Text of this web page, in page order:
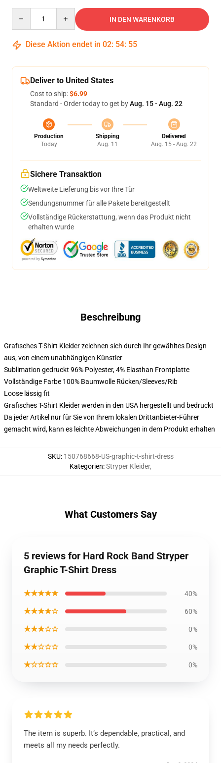
IN DEN WARENKORB
Diese Aktion endet in 02: 54: 54
Deliver to United States
Cost to ship:$6.99
Standard - Order today to get byAug. 15 - Aug. 22
Production
Today
Shipping
Aug. 11
Delivered
Aug. 15 - Aug. 22
Sichere Transaktion
Weltweite Lieferung bis vor Ihre Tür
Sendungsnummer für alle Pakete bereitgestellt
Vollständige Rückerstattung, wenn das Produkt nicht
erhalten wurde
Beschreibung
Grafisches T-Shirt Kleider zeichnen sich durch Ihr gewähltes Design
aus, von einem unabhängigen Künstler
Sublimation gedruckt 96% Polyester, 4% Elasthan Frontplatte
Vollständige Farbe 100% Baumwolle Rücken/Sleeves/Rib
Loose lässig fit
Grafisches T-Shirt Kleider werden in den USA hergestellt und bedruckt
Da jeder Artikel nur für Sie von Ihrem lokalen Drittanbieter-Führer
gemacht wird, kann es leichte Abweichungen in dem Produkt erhalten
SKU: 150768668-US-graphic-t-shirt-dress
Kategorien:Stryper Kleider,
What Customers Say
5 reviews for Hard Rock Band Stryper
Graphic T-Shirt Dress
★★★★★ 40%
★★★★☆ 60%
★★★☆☆ 0%
★★☆☆☆ 0%
★☆☆☆☆ 0%
The item is superb. It’s dependable, practical, and
meets all my needs perfectly.